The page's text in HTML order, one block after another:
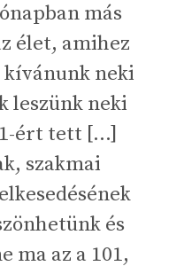
más
élet, amihez
kívánunk neki
leszünk neki
ért tett [...]
szakmai
és
ma az a 101,